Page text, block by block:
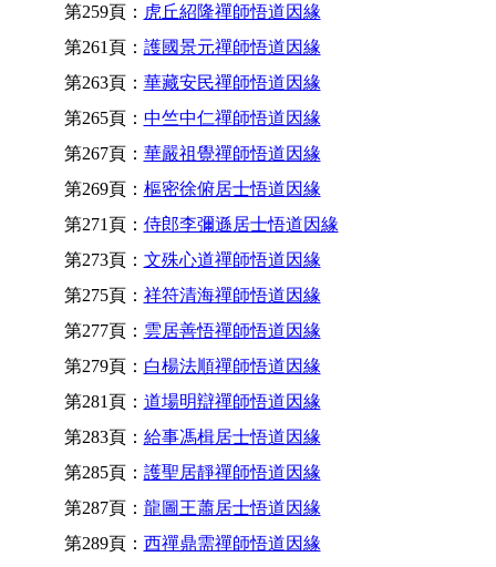
第259頁： 虎丘紹隆禪師悟道因緣
第261頁： 護國景元禪師悟道因緣
第263頁： 華藏安民禪師悟道因緣
第265頁： 中竺中仁禪師悟道因緣
第267頁： 華嚴祖覺禪師悟道因緣
第269頁： 樞密徐俯居士悟道因緣
第271頁： 侍郎李彌遜居士悟道因緣
第273頁： 文殊心道禪師悟道因緣
第275頁： 祥符清海禪師悟道因緣
第277頁： 雲居善悟禪師悟道因緣
第279頁： 白楊法順禪師悟道因緣
第281頁： 道場明辯禪師悟道因緣
第283頁： 給事馮楫居士悟道因緣
第285頁： 護聖居靜禪師悟道因緣
第287頁： 龍圖王蕭居士悟道因緣
第289頁： 西禪鼎需禪師悟道因緣